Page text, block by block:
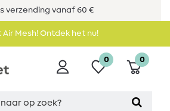
verzending vanaf 60 €
Air Mesh! Ontdek het nu!
0 0